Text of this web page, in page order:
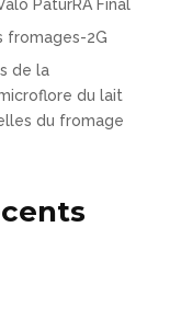
PaturRA Final
fromages-2G
de la
du lait
du fromage